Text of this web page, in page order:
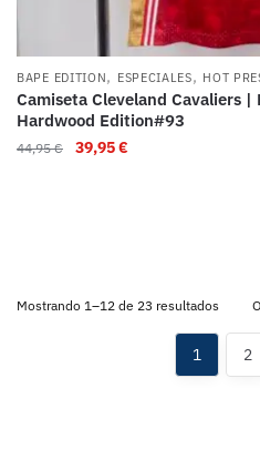
BAPE EDITION, ESPECIALES, HOT
Camiseta Cleveland Cavaliers |
Hardwood Edition#93
44,95€ 39,95€
Mostrando 1–12 de 23 resultados
1 2